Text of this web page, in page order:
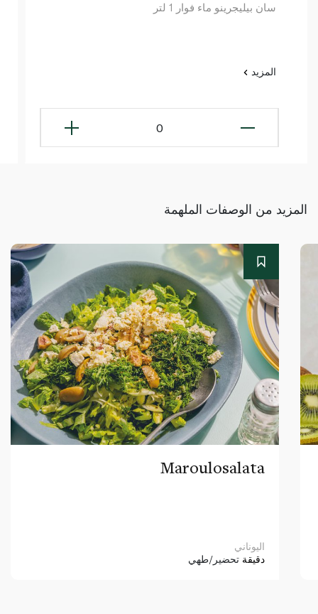
سان بيليجرينو ماء فوار 1 لتر
المزيد
0
المزيد من الوصفات الملهمة
Maroulosalata
اليوناني
دقيقة تحضير/طهي